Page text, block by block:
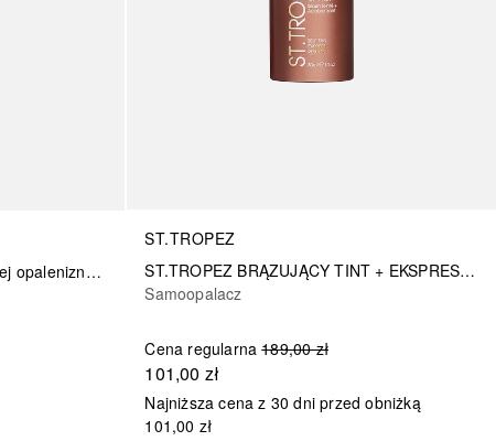
Bronzer do szybkiej i intensywnej opalenizny z kofeiną i wasabi
ST.TROPEZ
ST.TROPEZ BRĄZUJĄCY TINT + EKSPRESOWA OPALENIZNA 30 ML
Samoopalacz
Cena regularna 189,00 zł
101,00 zł
Najniższa cena z 30 dni przed obniżką
101,00 zł